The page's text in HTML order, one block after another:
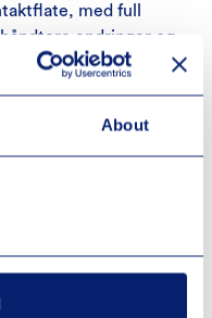
About
med full
endringer og
På sikt blir det
interne IT-